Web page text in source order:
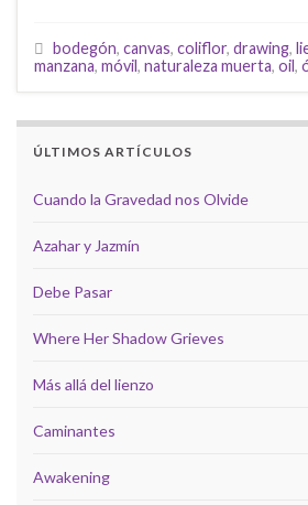
bodegón, canvas, coliflor, drawing,
manzana, móvil, naturaleza muerta, oil,
ÚLTIMOS ARTÍCULOS
Cuando la Gravedad nos Olvide
Azahar y Jazmín
Debe Pasar
Where Her Shadow Grieves
Más allá del lienzo
Caminantes
Awakening